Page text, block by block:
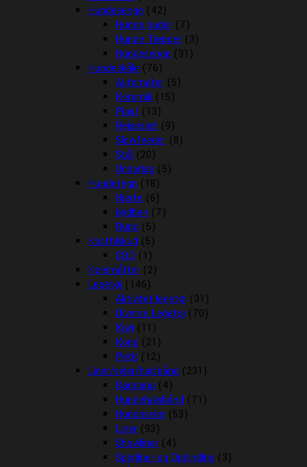
Hundesenge (42)
Hunde puder (7)
Hunde Tæpper (3)
Hundesenge (31)
Hundeskåle (76)
Automater (5)
Keramik (15)
Plast (13)
Rejsesæt (9)
Slowfeeder (8)
Stål (20)
Underlag (5)
Hundetegn (18)
Hjerte (6)
kødben (7)
Rund (5)
Kosttilskud (5)
CBD (1)
Kølemåtter (2)
Legetøj (146)
Aktivitet legetøj (31)
Diverse Legetøj (70)
Kiwi (11)
Kong (21)
Petit (12)
Liner/seler/halsbånd (231)
Bandana (4)
Hundehalsbånd (71)
Hundeseler (53)
Liner (93)
Showliner (4)
Sporliner og Opbinding (3)